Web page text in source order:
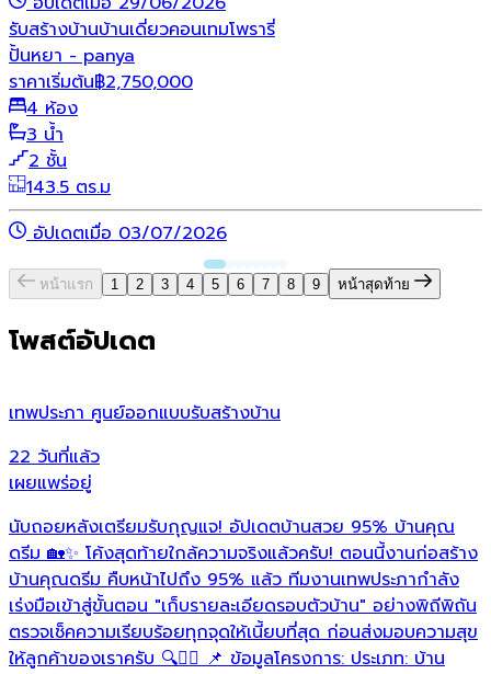
รับสร้างบ้านบ้านเดี่ยวคอนเทมโพรารี่
ปั้นหยา - panya
ราคาเริ่มต้น฿2,750,000
4 ห้อง
3 น้ำ
2 ชั้น
143.5 ตร.ม
อัปเดตเมื่อ 03/07/2026
หน้าแรก 1 2 3 4 5 6 7 8 9 หน้าสุดท้าย
โพสต์อัปเดต
เทพประภา ศูนย์ออกแบบรับสร้างบ้าน
22 วันที่แล้ว
เผยแพร่อยู่
นับถอยหลังเตรียมรับกุญแจ! อัปเดตบ้านสวย 95% บ้านคุณ
ดรีม 🏡✨ โค้งสุดท้ายใกล้ความจริงแล้วครับ! ตอนนี้งานก่อสร้าง
บ้านคุณดรีม คืบหน้าไปถึง 95% แล้ว ทีมงานเทพประภากำลัง
เร่งมือเข้าสู่ขั้นตอน "เก็บรายละเอียดรอบตัวบ้าน" อย่างพิถีพิถัน
ตรวจเช็คความเรียบร้อยทุกจุดให้เนี้ยบที่สุด ก่อนส่งมอบความสุข
ให้ลูกค้าของเราครับ 🔍👷‍♂️ 📌 ข้อมูลโครงการ: ประเภท: บ้าน